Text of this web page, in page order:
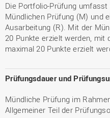
Die Portfolio-Prüfung
Mündlichen Prüfung (M) und
Ausarbeitung (R). Mit der
20 Punkte erzielt werden, mit
maximal 20 Punkte erzielt
Prüfungsdauer und
Mündliche Prüfung im
Allgemeiner Teil der